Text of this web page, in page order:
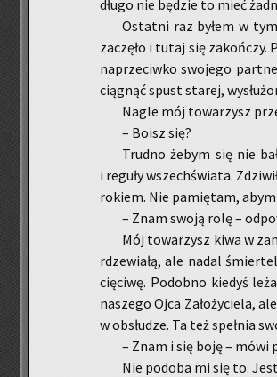
dłu­go nie bę­dzie to mieć
Ostat­ni raz byłem w
za­czę­ło i tutaj się za­koń­czy.
na­prze­ciw­ko swo­je­go
cią­gnąć spust sta­rej,
Nagle mój to­wa­rzysz
– Boisz się?
Trud­no żebym się nie
i re­gu­ły wszech­świa­ta.
ro­kiem. Nie pa­mię­tam, abym
– Znam swoją rolę –
Mój to­wa­rzysz kiwa w
rdze­wia­łą, ale nadal
cię­ci­wę. Po­dob­no kie­dyś
na­sze­go Ojca Za­ło­ży­cie­la,
w ob­słu­dze. Ta też speł­nia
– Znam i się boję – mówi
Nie po­do­ba mi się to.